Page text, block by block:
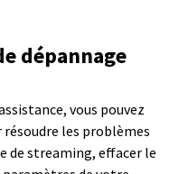
dépannage
vous pouvez
les problèmes
de streaming, effacer le